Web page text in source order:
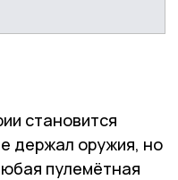
становится
держал оружия, но
пулемётная